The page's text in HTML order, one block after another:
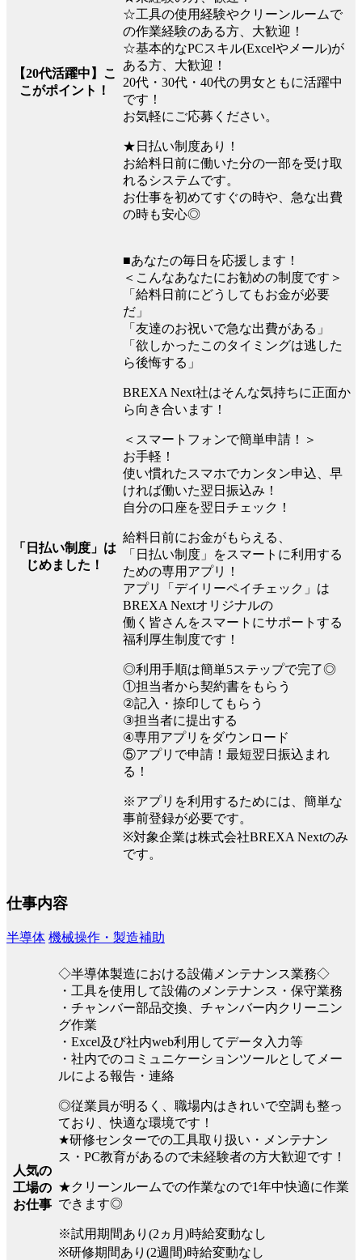
【20代活躍中】こ
こがポイント！
☆工具の使用経験やクリーンルームで
の作業経験のある方、大歓迎！
☆基本的なPCスキル(Excelやメール)が
ある方、大歓迎！
20代・30代・40代の男女ともに活躍中
です！
お気軽にご応募ください。
★日払い制度あり！
お給料日前に働いた分の一部を受け取
れるシステムです。
お仕事を初めてすぐの時や、急な出費
の時も安心◎
「日払い制度」は
じめました！
■あなたの毎日を応援します！
＜こんなあなたにお勧めの制度です＞
「給料日前にどうしてもお金が必要
だ」
「友達のお祝いで急な出費がある」
「欲しかったこのタイミングは逃した
ら後悔する」
BREXA Next社はそんな気持ちに正面か
ら向き合います！
＜スマートフォンで簡単申請！＞
お手軽！
使い慣れたスマホでカンタン申込、早
ければ働いた翌日振込み！
自分の口座を翌日チェック！
給料日前にお金がもらえる、
「日払い制度」をスマートに利用する
ための専用アプリ！
アプリ「デイリーペイチェック」は
BREXA Nextオリジナルの
働く皆さんをスマートにサポートする
福利厚生制度です！
◎利用手順は簡単5ステップで完了◎
①担当者から契約書をもらう
②記入・捺印してもらう
③担当者に提出する
④専用アプリをダウンロード
⑤アプリで申請！最短翌日振込まれ
る！
※アプリを利用するためには、簡単な
事前登録が必要です。
※対象企業は株式会社BREXA Nextのみ
です。
仕事内容
半導体 機械操作・製造補助
人気の
工場の
お仕事
◇半導体製造における設備メンテナンス業務◇
・工具を使用して設備のメンテナンス・保守業務
・チャンバー部品交換、チャンバー内クリーニン
グ作業
・Excel及び社内web利用してデータ入力等
・社内でのコミュニケーションツールとしてメー
ルによる報告・連絡
◎従業員が明るく、職場内はきれいで空調も整っ
ており、快適な環境です！
★研修センターでの工具取り扱い・メンテナン
ス・PC教育があるので未経験者の方大歓迎です！
★クリーンルームでの作業なので1年中快適に作業
できます◎
※試用期間あり(2ヵ月)時給変動なし
※研修期間あり(2週間)時給変動なし